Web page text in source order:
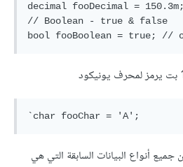
decimal fooDecimal = 150.3m;
// Boolean - true & false
أنواع البيانات السابقة التي هي